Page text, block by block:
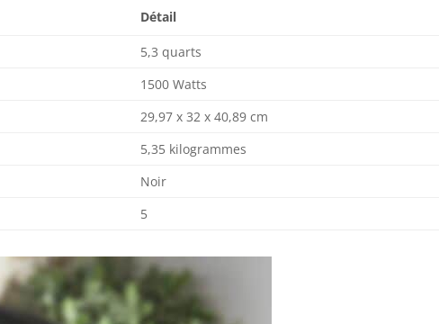
Détail
5,3 quarts
1500 Watts
29,97 x 32 x 40,89 cm
5,35 kilogrammes
Noir
5